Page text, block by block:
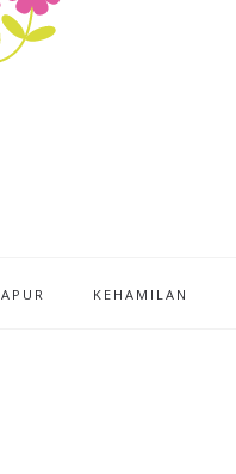
KEHAMILAN